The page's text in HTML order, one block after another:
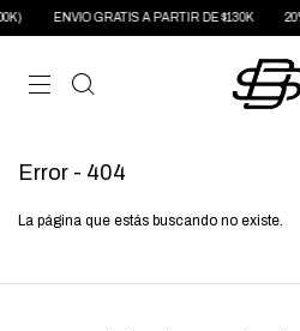
GRATIS A PARTIR DE $130K 20% OFF
Error - 404
La página que estás buscando no existe.